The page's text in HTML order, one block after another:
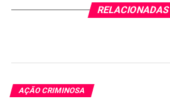
RELACIONADAS
AÇÃO CRIMINOSA